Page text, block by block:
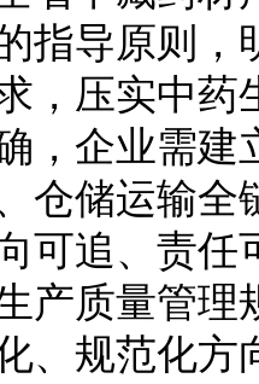
导原则，
，压实中
，企业需
仓储运输
可追、责
产质量管
、规范化方